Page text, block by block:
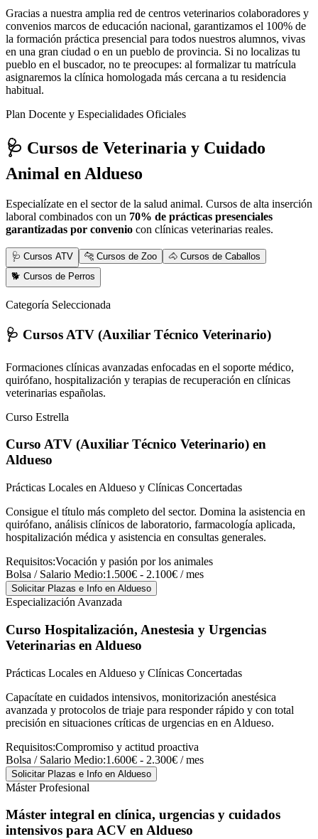
Gracias a nuestra amplia red de centros veterinarios colaboradores y
convenios marcos de educación nacional, garantizamos el 100% de
la formación práctica presencial para todos nuestros alumnos, vivas
en una gran ciudad o en un pueblo de provincia. Si no localizas tu
pueblo en el buscador, no te preocupes: al formalizar tu matrícula
asignaremos la clínica homologada más cercana a tu residencia
habitual.
Plan Docente y Especialidades Oficiales
🩺 Cursos de Veterinaria y Cuidado
Animal en Aldueso
Especialízate en el sector de la salud animal. Cursos de alta inserción
laboral combinados con un 70% de prácticas presenciales
garantizadas por convenio con clínicas veterinarias reales.
🩺 Cursos ATV 🐆 Cursos de Zoo
🐴 Cursos de Caballos
🐕 Cursos de Perros
Categoría Seleccionada
🩺 Cursos ATV (Auxiliar Técnico Veterinario)
Formaciones clínicas avanzadas enfocadas en el soporte médico,
quirófano, hospitalización y terapias de recuperación en clínicas
veterinarias españolas.
Curso Estrella
Curso ATV (Auxiliar Técnico Veterinario) en
Aldueso
Prácticas Locales en Aldueso y Clínicas Concertadas
Consigue el título más completo del sector. Domina la asistencia en
quirófano, análisis clínicos de laboratorio, farmacología aplicada,
hospitalización médica y asistencia en consultas generales.
Requisitos:Vocación y pasión por los animales
Bolsa / Salario Medio:1.500€ - 2.100€ / mes
Solicitar Plazas e Info en Aldueso
Especialización Avanzada
Curso Hospitalización, Anestesia y Urgencias
Veterinarias en Aldueso
Prácticas Locales en Aldueso y Clínicas Concertadas
Capacítate en cuidados intensivos, monitorización anestésica
avanzada y protocolos de triaje para responder rápido y con total
precisión en situaciones críticas de urgencias en en Aldueso.
Requisitos:Compromiso y actitud proactiva
Bolsa / Salario Medio:1.600€ - 2.300€ / mes
Solicitar Plazas e Info en Aldueso
Máster Profesional
Máster integral en clínica, urgencias y cuidados
intensivos para ACV en Aldueso